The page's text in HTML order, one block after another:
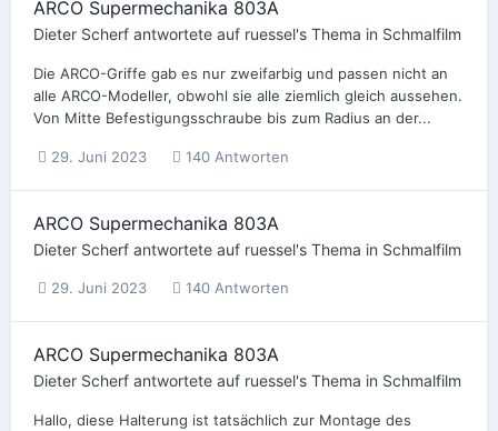
ARCO Supermechanika 803A
Dieter Scherf antwortete auf ruessel's Thema in Schmalfilm
Die ARCO-Griffe gab es nur zweifarbig und passen nicht an
alle ARCO-Modeller, obwohl sie alle ziemlich gleich aussehen.
Von Mitte Befestigungsschraube bis zum Radius an der...
29. Juni 2023 140 Antworten
ARCO Supermechanika 803A
Dieter Scherf antwortete auf ruessel's Thema in Schmalfilm
29. Juni 2023 140 Antworten
ARCO Supermechanika 803A
Dieter Scherf antwortete auf ruessel's Thema in Schmalfilm
Hallo, diese Halterung ist tatsächlich zur Montage des